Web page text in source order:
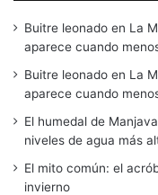
Buitre leonado en La
aparece cuando
Buitre leonado en La
aparece cuando
El humedal de
niveles de agua más
El mito común: el
invierno